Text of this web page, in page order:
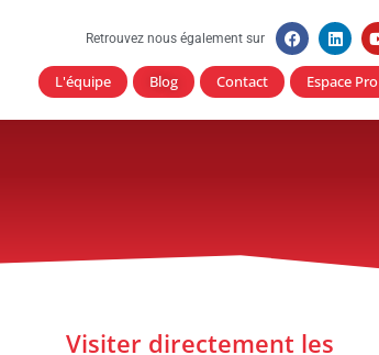
Retrouvez nous également sur
L'équipe Blog Contact Espace Pro
Visiter directement les